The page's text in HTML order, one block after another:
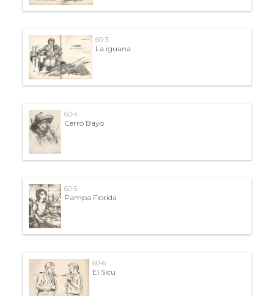
60-3
La iguana
60-4
Cerro Bayo
60-5
Pampa Florida
60-6
El Sicu